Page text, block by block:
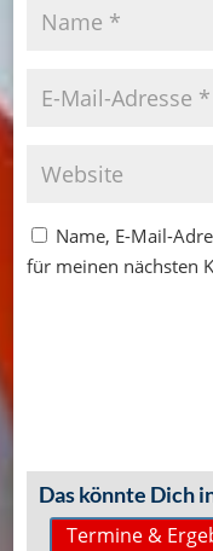
Name, E-Mail-
für meinen nächsten
Das könnte Dich
Termine &